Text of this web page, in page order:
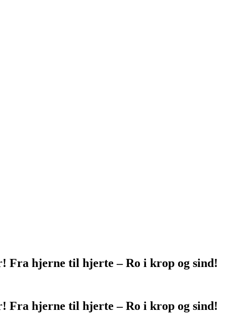
Fra hjerne til hjerte – Ro i krop og sind!
Fra hjerne til hjerte – Ro i krop og sind!